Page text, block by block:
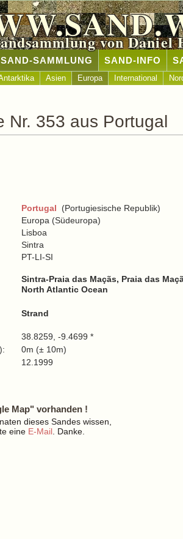
von Daniel
SAND-SAMMLUNG SAND-INFO
Asien Europa International
Nr. 353 aus Portugal
Portugal (Portugiesische Republik)
Europa (Südeuropa)
Lisboa
Sintra
PT-LI-SI
Sintra-Praia das Maçãs, Praia das
North Atlantic Ocean
Strand
38.8259, -9.4699 *
0m (± 10m)
12.1999
Map" vorhanden !
dieses Sandes wissen,
eine E-Mail . Danke.